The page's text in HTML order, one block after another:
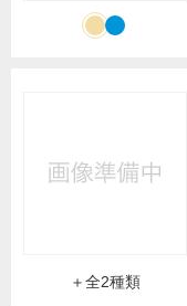
＋全2種類